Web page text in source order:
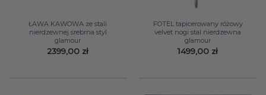
ŁAWA KAWOWA ze stali
nierdzewnej srebrna styl
glamour
2399,00 zł
FOTEL tapicerowany różowy
velvet nogi stal nierdzewna
glamour
1499,00 zł